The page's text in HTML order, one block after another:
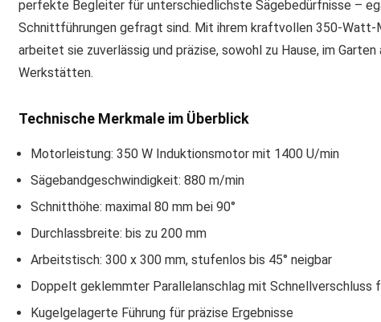
perfekte Begleiter für unterschiedlichste Sägebedürfnisse –
Schnittführungen gefragt sind. Mit ihrem kraftvollen 350-Watt-
arbeitet sie zuverlässig und präzise, sowohl zu Hause, im
Werkstätten.
Technische Merkmale im Überblick
Motorleistung: 350 W Induktionsmotor mit 1400 U/min
Sägebandgeschwindigkeit: 880 m/min
Schnitthöhe: maximal 80 mm bei 90°
Durchlassbreite: bis zu 200 mm
Arbeitstisch: 300 x 300 mm, stufenlos bis 45° neigbar
Doppelt geklemmter Parallelanschlag mit Schnellverschluss
Kugelgelagerte Führung für präzise Ergebnisse